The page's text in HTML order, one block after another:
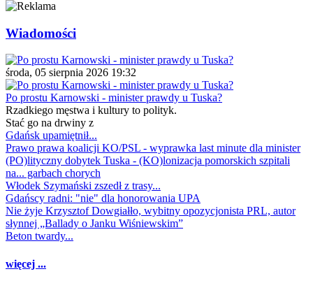
Wiadomości
środa, 05 sierpnia 2026 19:32
Po prostu Karnowski - minister prawdy u Tuska?
Rzadkiego męstwa i kultury to polityk.
Stać go na drwiny z
Gdańsk upamiętnił...
Prawo prawa koalicji KO/PSL - wyprawka last minute dla minister
(PO)lityczny dobytek Tuska - (KO)lonizacja pomorskich szpitali
na... garbach chorych
Włodek Szymański zszedł z trasy...
Gdańscy radni: "nie" dla honorowania UPA
Nie żyje Krzysztof Dowgiałło, wybitny opozycjonista PRL, autor
słynnej „Ballady o Janku Wiśniewskim”
Beton twardy...
więcej ...